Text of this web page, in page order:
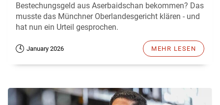
Bestechungsgeld aus Aserbaidschan bekommen? Das
musste das Münchner Oberlandesgericht klären - und
hat nun ein Urteil gesprochen.
January 2026 MEHR LESEN